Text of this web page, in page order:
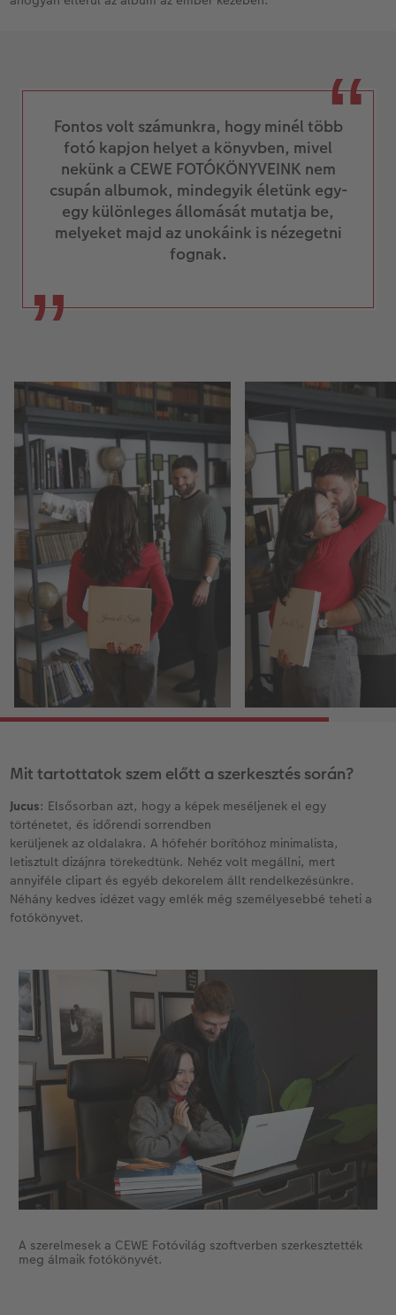
Fontos volt számunkra, hogy minél több
fotó kapjon helyet a könyvben, mivel
nekünk a CEWE FOTÓKÖNYVEINK nem
csupán albumok, mindegyik életünk egy-
egy különleges állomását mutatja be,
melyeket majd az unokáink is nézegetni
fognak.
Mit tartottatok szem előtt a szerkesztés során?
Jucus: Elsősorban azt, hogy a képek meséljenek el egy
történetet, és időrendi sorrendben
kerüljenek az oldalakra. A hófehér borítóhoz minimalista,
letisztult dizájnra törekedtünk. Nehéz volt megállni, mert
annyiféle clipart és egyéb dekorelem állt rendelkezésünkre.
Néhány kedves idézet vagy emlék még személyesebbé teheti a
fotókönyvet.
A szerelmesek a CEWE Fotóvilág szoftverben szerkesztették
meg álmaik fotókönyvét.